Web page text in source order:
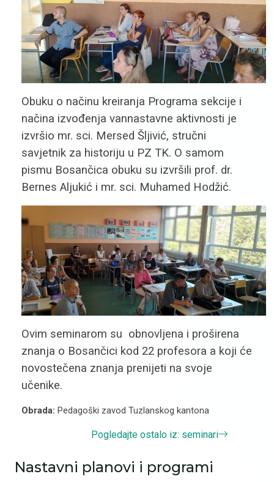
Obuku o načinu kreiranja Programa sekcije i
načina izvođenja vannastavne aktivnosti je
izvršio mr. sci. Mersed Šljivić, stručni
savjetnik za historiju u PZ TK. O samom
pismu Bosančica obuku su izvršili prof. dr.
Bernes Aljukić i mr. sci. Muhamed Hodžić.
Ovim seminarom su obnovljena i proširena
znanja o Bosančici kod 22 profesora a koji će
novostečena znanja prenijeti na svoje
učenike.
Obrada: Pedagoški zavod Tuzlanskog kantona
Pogledajte ostalo iz: seminari
Nastavni planovi i programi